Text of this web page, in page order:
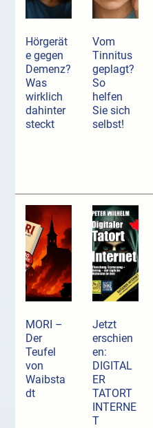
Hörgerät
e gegen
Demenz?
Was
wirklich
dahinter
steckt
Vom
Tinnitus
geplagt?
So
helfen
Sie sich
selbst!
MORI –
Der
Teufel
von
Waibsta
dt
Jetzt
erschien
en:
DIGITAL
ER
TATORT
INTERNE
T